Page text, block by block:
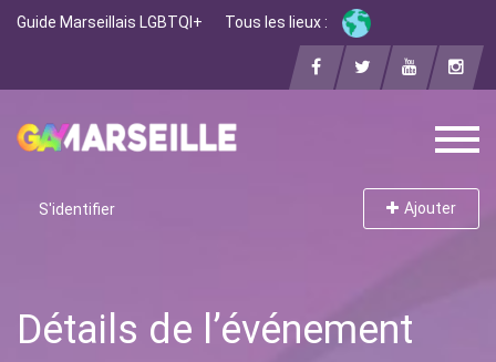
Guide Marseillais LGBTQI+ Tous les lieux :
S'identifier Ajouter
Détails de l’événement